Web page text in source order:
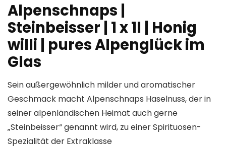
Alpenschnaps |
Steinbeisser | 1 x 1l | Honig
willi | pures Alpenglück im
Glas
Sein außergewöhnlich milder und aromatischer
Geschmack macht Alpenschnaps Haselnuss, der in
seiner alpenländischen Heimat auch gerne
„Steinbeisser“ genannt wird, zu einer Spirituosen-
Spezialität der Extraklasse